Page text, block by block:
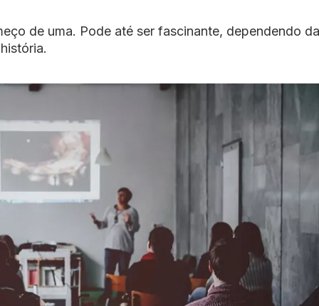
de uma. Pode até ser fascinante, dependendo da